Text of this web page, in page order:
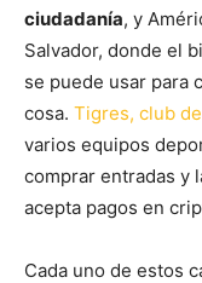
ciudadanía, y
Salvador, donde el
se puede usar para
cosa. Tigres, club
varios equipos
comprar entradas y
acepta pagos en
Cada uno de estos